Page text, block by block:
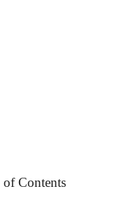
of Contents